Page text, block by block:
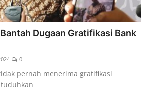
Dugaan Gratifikasi Bank
0
pernah menerima gratifikasi